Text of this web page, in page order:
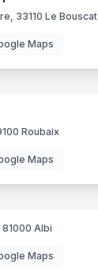
33110 Le Bouscat
Maps
Roubaix
Maps
81000 Albi
Maps